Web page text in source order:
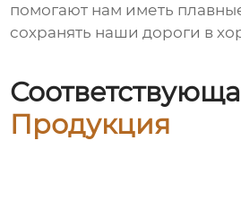
помогают нам иметь
сохранять наши дороги в
Продукция